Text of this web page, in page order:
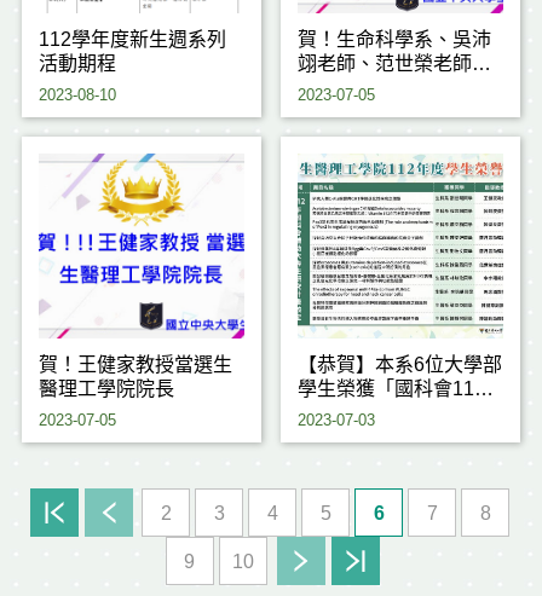
112學年度新生週系列
活動期程
2023-08-10
賀！生命科學系、吳沛
翊老師、范世榮老師獲
獎
2023-07-05
賀！王健家教授當選生
醫理工學院院長
2023-07-05
【恭賀】本系6位大學部
學生榮獲「國科會112
年度大專學生研究計
2023-07-03
2 3 4 5 6 7 8
9 10